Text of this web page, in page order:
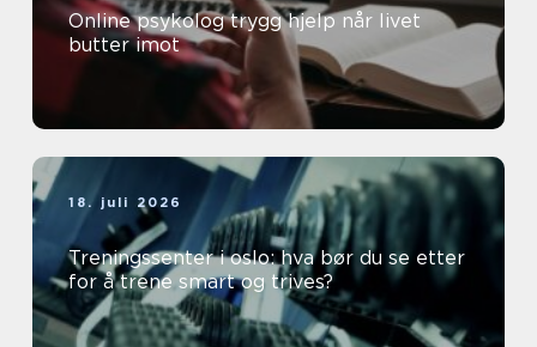
Online psykolog trygg hjelp når livet
butter imot
18. juli 2026
Treningssenter i oslo: hva bør du se etter
for å trene smart og trives?